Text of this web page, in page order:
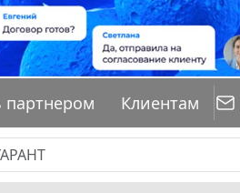
партнером Клиентам